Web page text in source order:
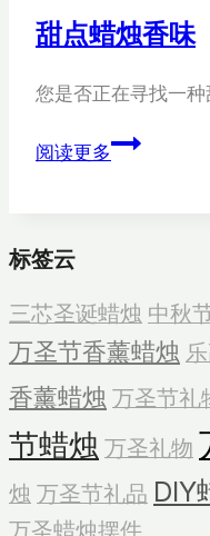
蜡
甜点蜡烛香味
您是否正在寻找一
阅读更多甜
标签云
三芯圣诞蜡烛 中秋
万圣节香薰蜡烛
香薰蜡烛 万圣节礼
节蜡烛 万圣礼物
烛 万圣节礼品 DIY
万圣蜡烛摆件